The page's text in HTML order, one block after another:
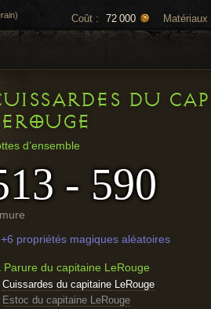
Matériaux
Coût : 72 000
DU
d’ensemble
- 590
+6 propriétés magiques aléatoires
Parure du capitaine LeRouge
Cuissardes du capitaine LeRouge
Estoc du capitaine LeRouge